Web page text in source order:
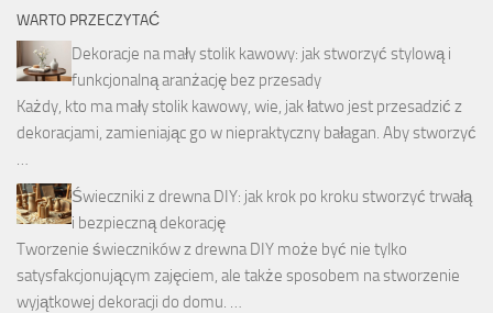
WARTO PRZECZYTAĆ
Dekoracje na mały stolik kawowy: jak stworzyć stylową i
funkcjonalną aranżację bez przesady
Każdy, kto ma mały stolik kawowy, wie, jak łatwo jest przesadzić z
dekoracjami, zamieniając go w niepraktyczny bałagan. Aby stworzyć
…
Świeczniki z drewna DIY: jak krok po kroku stworzyć trwałą
i bezpieczną dekorację
Tworzenie świeczników z drewna DIY może być nie tylko
satysfakcjonującym zajęciem, ale także sposobem na stworzenie
wyjątkowej dekoracji do domu. …